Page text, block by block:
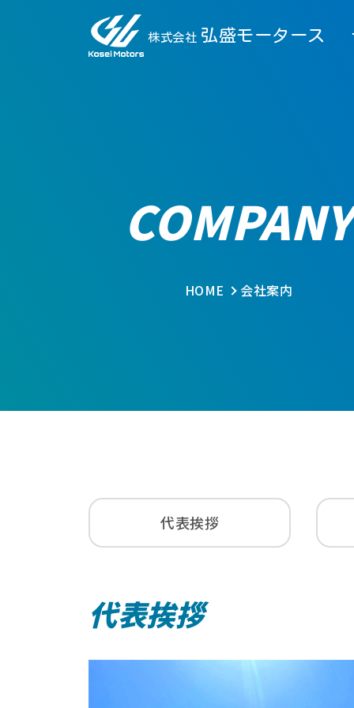
株式会社 弘盛モータース
COMPANY
HOME 会社案内
代表挨拶
代表挨拶